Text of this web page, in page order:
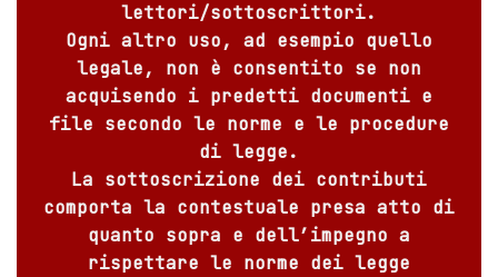
lettori/sottoscrittori.
Ogni altro uso, ad esempio quello
legale, non è consentito se non
acquisendo i predetti documenti e
file secondo le norme e le procedure
di legge.
La sottoscrizione dei contributi
comporta la contestuale presa atto di
quanto sopra e dell’impegno a
rispettare le norme dei legge